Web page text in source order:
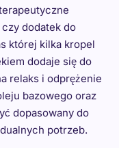
czy dodatek do
której kilka kropel
dodaje się do
relaks i odprężenie
bazowego oraz
dopasowany do
potrzeb.